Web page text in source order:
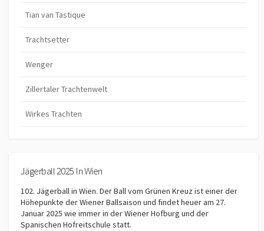
Tian van Tastique
Trachtsetter
Wenger
Zillertaler Trachtenwelt
Wirkes Trachten
Jägerball 2025 In Wien
102. Jägerball in Wien. Der Ball vom Grünen Kreuz ist einer der
Höhepunkte der Wiener Ballsaison und findet heuer am 27.
Januar 2025 wie immer in der Wiener Hofburg und der
Spanischen Hofreitschule statt.